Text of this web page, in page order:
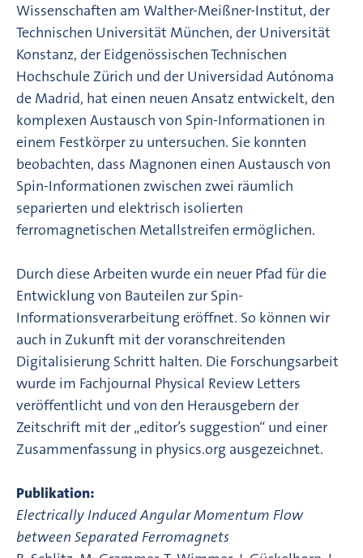
Wissenschaften am Walther-Meißner-Institut, der
Technischen Universität München, der Universität
Konstanz, der Eidgenössischen Technischen
Hochschule Zürich und der Universidad Autónoma
de Madrid, hat einen neuen Ansatz entwickelt, den
komplexen Austausch von Spin-Informationen in
einem Festkörper zu untersuchen. Sie konnten
beobachten, dass Magnonen einen Austausch von
Spin-Informationen zwischen zwei räumlich
separierten und elektrisch isolierten
ferromagnetischen Metallstreifen ermöglichen.
Durch diese Arbeiten wurde ein neuer Pfad für die
Entwicklung von Bauteilen zur Spin-
Informationsverarbeitung eröffnet. So können wir
auch in Zukunft mit der voranschreitenden
Digitalisierung Schritt halten. Die Forschungsarbeit
wurde im Fachjournal Physical Review Letters
veröffentlicht und von den Herausgebern der
Zeitschrift mit der „editor’s suggestion“ und einer
Zusammenfassung in physics.org ausgezeichnet.
Publikation:
Electrically Induced Angular Momentum Flow
between Separated Ferromagnets